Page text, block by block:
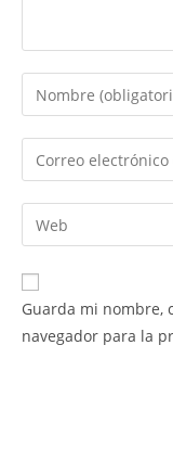
Introduce
tu
nombre
de
usuario
para
comentar
Introduce
tu
dirección
de
electrónico
para
comentar
Introduce
la
URL
de
Guarda mi nombre,
navegador para la